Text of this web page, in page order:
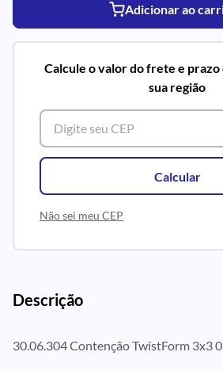
Adicionar ao
Calcule o valor do frete e prazo
sua região
Calcular
Não sei meu CEP
Descrição
30.06.304 Contenção TwistForm 3x3